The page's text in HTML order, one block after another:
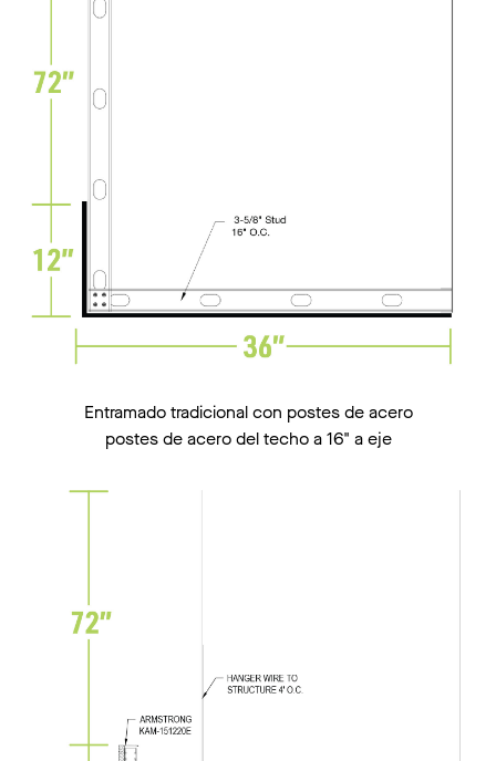
Entramado tradicional con postes de acero
postes de acero del techo a 16" a eje